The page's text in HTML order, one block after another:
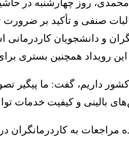
محمدی، روز چهارشنبه در
صنفی و تأکید بر
و دانشجویان کاردرمانی
رویداد همچنین بستری
۴۸۳۵ کاردرمان در کشور
بالینی و کیفیت خدمات
مراجعات به